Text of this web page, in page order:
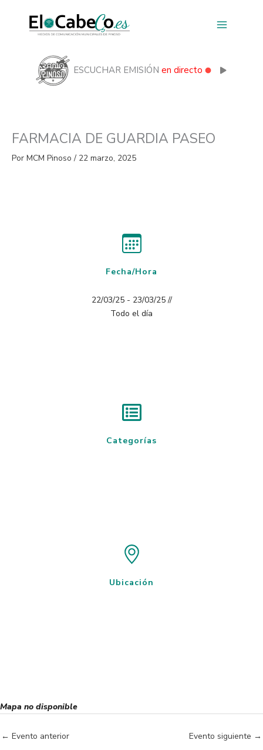
contenido
ESCUCHAR EMISIÓN en directo
FARMACIA DE GUARDIA PASEO
Por MCM Pinoso / 22 marzo, 2025
Fecha/Hora
22/03/25 - 23/03/25 //
Todo el día
Categorías
Ubicación
Mapa no disponible
← Evento anterior Evento siguiente →